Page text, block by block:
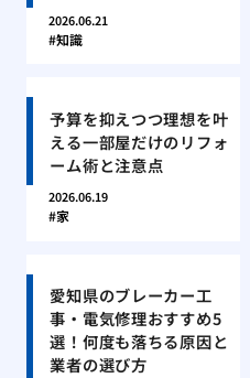
2026.06.21
知識
予算を抑えつつ理想を叶
える一部屋だけのリフォ
ーム術と注意点
2026.06.19
家
愛知県のブレーカー工
事・電気修理おすすめ5
選！何度も落ちる原因と
業者の選び方